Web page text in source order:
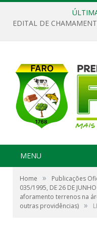
MENU
Home » Publicações
035/1995, DE 26 DE
aforamento terrenos na
outras providências) »